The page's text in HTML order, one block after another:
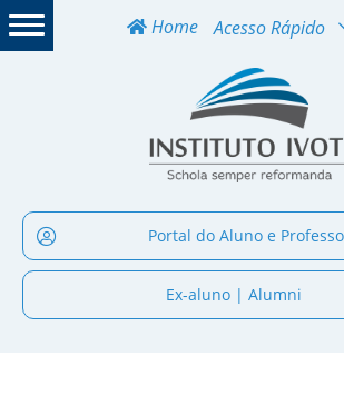
Home Acesso Rápido
Portal do Aluno e
Ex-aluno | Alumni